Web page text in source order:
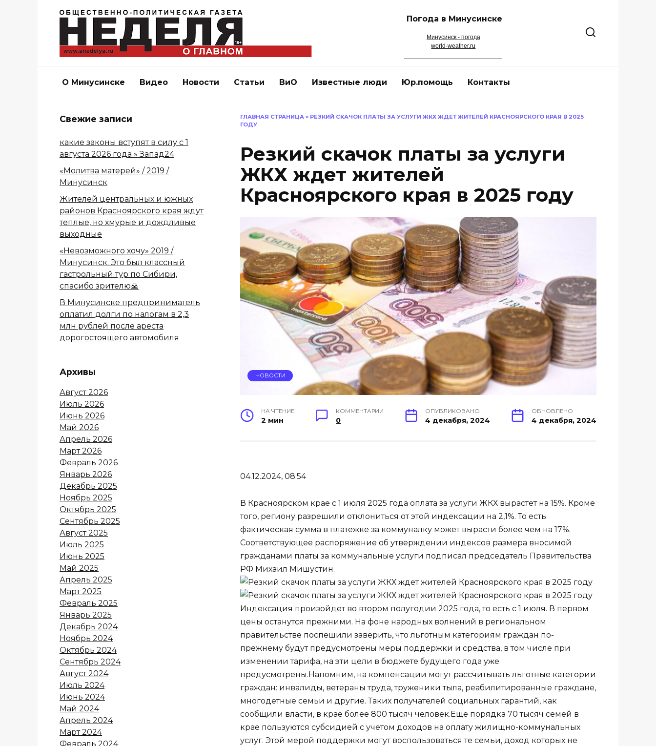
Погода в Минусинске
Минусинск - погода
world-weather.ru
О Минусинске Видео Новости Статьи ВиО Известные люди Юр.помощь Контакты
ГЛАВНАЯ СТРАНИЦА » РЕЗКИЙ СКАЧОК ПЛАТЫ ЗА УСЛУГИ ЖКХ ЖДЕТ ЖИТЕЛЕЙ КРАСНОЯРСКОГО КРАЯ В 2025
ГОДУ
Резкий скачок платы за услуги
ЖКХ ждет жителей
Красноярского края в 2025 году
НОВОСТИ
НА ЧТЕНИЕ
2 мин
КОММЕНТАРИИ
0
ОПУБЛИКОВАНО
4 декабря, 2024
ОБНОВЛЕНО
4 декабря, 2024
04.12.2024, 08:54
В Красноярском крае с 1 июля 2025 года оплата за услуги ЖКХ вырастет на 15%. Кроме
того, региону разрешили отклониться от этой индексации на 2,1%. То есть
фактическая сумма в платежке за коммуналку может вырасти более чем на 17%.
Соответствующее распоряжение об утверждении индексов размера вносимой
гражданами платы за коммунальные услуги подписал председатель Правительства
РФ Михаил Мишустин.
Индексация произойдет во втором полугодии 2025 года, то есть с 1 июля. В первом
цены останутся прежними. На фоне народных волнений в региональном
правительстве поспешили заверить, что льготным категориям граждан по-
прежнему будут предусмотрены меры поддержки и средства, в том числе при
изменении тарифа, на эти цели в бюджете будущего года уже
предусмотрены.Напомним, на компенсации могут рассчитывать льготные категории
граждан: инвалиды, ветераны труда, труженики тыла, реабилитированные граждане,
многодетные семьи и другие. Таких получателей социальных гарантий, как
сообщили власти, в крае более 800 тысяч человек.Еще порядка 70 тысяч семей в
крае пользуются субсидией с учетом доходов на оплату жилищно-коммунальных
услуг. Этой мерой поддержки могут воспользоваться те семьи, доход которых не
Свежие записи
какие законы вступят в силу с 1
августа 2026 года » Запад24
«Молитва матерей» / 2019 /
Минусинск
Жителей центральных и южных
районов Красноярского края ждут
теплые, но хмурые и дождливые
выходные
«Невозможного хочу» 2019 /
Минусинск. Это был классный
гастрольный тур по Сибири,
спасибо зрителю🙏
В Минусинске предприниматель
оплатил долги по налогам в 2,3
млн рублей после ареста
дорогостоящего автомобиля
Архивы
Август 2026
Июль 2026
Июнь 2026
Май 2026
Апрель 2026
Март 2026
Февраль 2026
Январь 2026
Декабрь 2025
Ноябрь 2025
Октябрь 2025
Сентябрь 2025
Август 2025
Июль 2025
Июнь 2025
Май 2025
Апрель 2025
Март 2025
Февраль 2025
Январь 2025
Декабрь 2024
Ноябрь 2024
Октябрь 2024
Сентябрь 2024
Август 2024
Июль 2024
Июнь 2024
Май 2024
Апрель 2024
Март 2024
Февраль 2024